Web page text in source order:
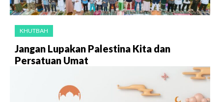
KHUTBAH
Jangan Lupakan Palestina Kita dan
Persatuan Umat